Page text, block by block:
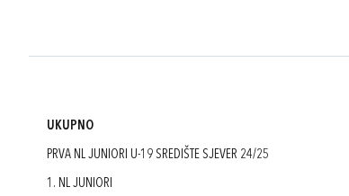
UKUPNO
PRVA NL JUNIORI U-19 SREDIŠTE SJEVER 24/25
1. NL JUNIORI